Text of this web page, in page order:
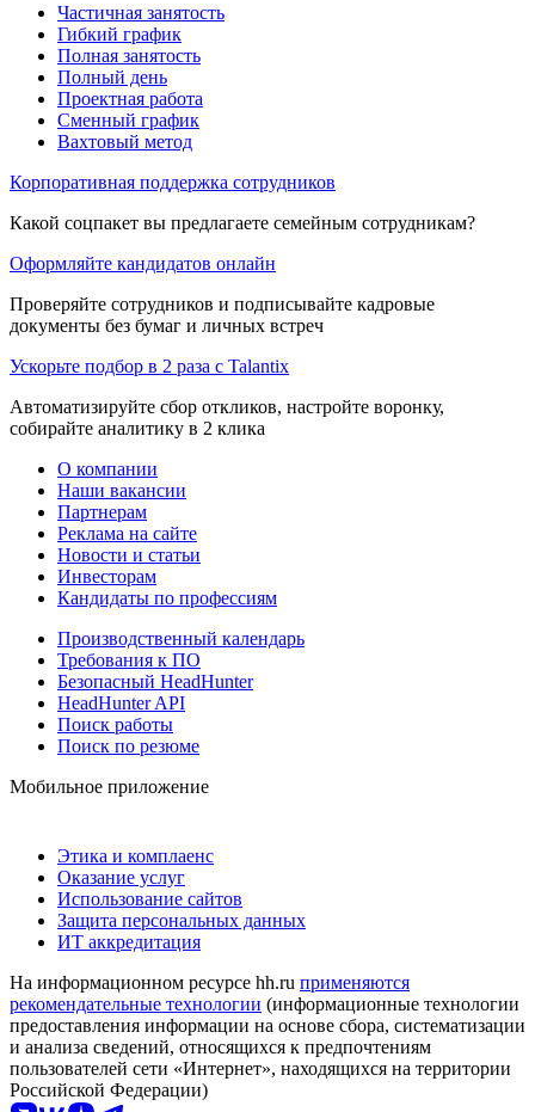
Частичная занятость
Гибкий график
Полная занятость
Полный день
Проектная работа
Сменный график
Вахтовый метод
Корпоративная поддержка сотрудников
Какой соцпакет вы предлагаете семейным сотрудникам?
Оформляйте кандидатов онлайн
Проверяйте сотрудников и подписывайте кадровые
документы без бумаг и личных встреч
Ускорьте подбор в 2 раза с Talantix
Автоматизируйте сбор откликов, настройте воронку,
собирайте аналитику в 2 клика
О компании
Наши вакансии
Партнерам
Реклама на сайте
Новости и статьи
Инвесторам
Кандидаты по профессиям
Производственный календарь
Требования к ПО
Безопасный HeadHunter
HeadHunter API
Поиск работы
Поиск по резюме
Мобильное приложение
Этика и комплаенс
Оказание услуг
Использование сайтов
Защита персональных данных
ИТ аккредитация
На информационном ресурсе hh.ru применяются
рекомендательные технологии (информационные технологии
предоставления информации на основе сбора, систематизации
и анализа сведений, относящихся к предпочтениям
пользователей сети «Интернет», находящихся на территории
Российской Федерации)